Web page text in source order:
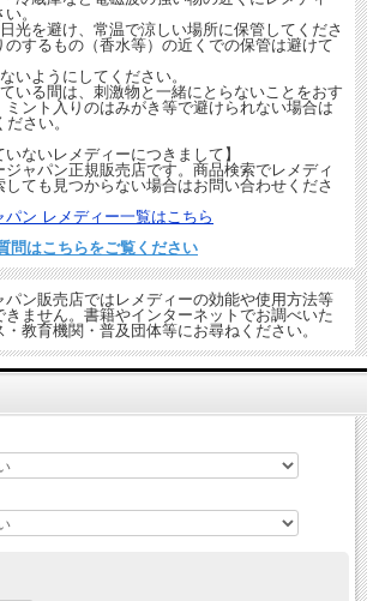
。
光を避け、常温で涼しい場所に保管してくださ
のするもの（香水等）の近くでの保管は避けて
いようにしてください。
いる間は、刺激物と一緒にとらないことをおす
ント入りのはみがき等で避けられない場合は
さい。
いないレメディーにつきまして】
ジャパン正規販売店です。商品検索でレメディ
ても見つからない場合はお問い合わせくださ
ン レメディー一覧はこちら
問はこちらをご覧ください
ン販売店ではレメディーの効能や使用方法等
ません。書籍やインターネットでお調べいた
教育機関・普及団体等にお尋ねください。